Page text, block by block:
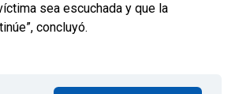
sea escuchada y que la
concluyó.